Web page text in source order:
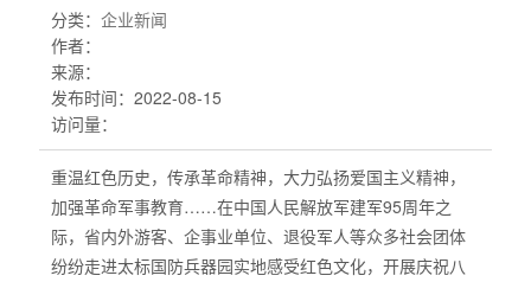
分类：企业新闻
作者：
来源：
发布时间：2022-08-15
访问量：
重温红色历史，传承革命精神，大力弘扬爱国主义精神，
加强革命军事教育……在中国人民解放军建军95周年之
际，省内外游客、企事业单位、退役军人等众多社会团体
纷纷走进太标国防兵器园实地感受红色文化，开展庆祝八